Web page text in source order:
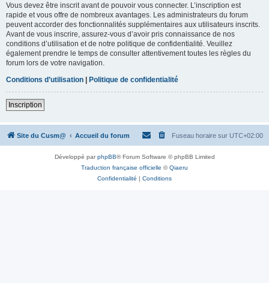
Vous devez être inscrit avant de pouvoir vous connecter. L’inscription est
rapide et vous offre de nombreux avantages. Les administrateurs du forum
peuvent accorder des fonctionnalités supplémentaires aux utilisateurs inscrits.
Avant de vous inscrire, assurez-vous d’avoir pris connaissance de nos
conditions d’utilisation et de notre politique de confidentialité. Veuillez
également prendre le temps de consulter attentivement toutes les règles du
forum lors de votre navigation.
Conditions d’utilisation | Politique de confidentialité
Inscription
Site du Cusm@ Accueil du forum Fuseau horaire sur UTC+02:00
Développé parphpBB® Forum Software © phpBB Limited
Traduction française officielle ©Qiaeru
Confidentialité | Conditions